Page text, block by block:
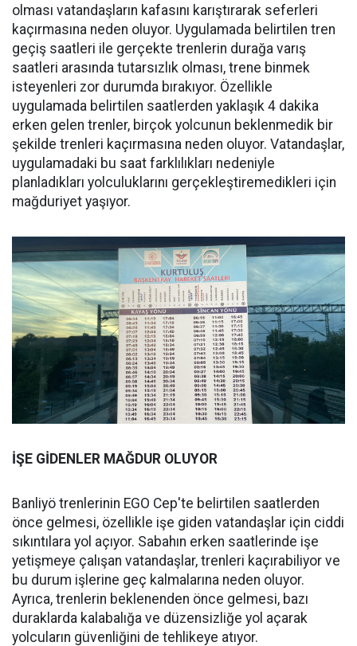
olması vatandaşların kafasını karıştırarak seferleri
kaçırmasına neden oluyor. Uygulamada belirtilen tren
geçiş saatleri ile gerçekte trenlerin durağa varış
saatleri arasında tutarsızlık olması, trene binmek
isteyenleri zor durumda bırakıyor. Özellikle
uygulamada belirtilen saatlerden yaklaşık 4 dakika
erken gelen trenler, birçok yolcunun beklenmedik bir
şekilde trenleri kaçırmasına neden oluyor. Vatandaşlar,
uygulamadaki bu saat farklılıkları nedeniyle
planladıkları yolculuklarını gerçekleştiremedikleri için
mağduriyet yaşıyor.
İŞE GİDENLER MAĞDUR OLUYOR
Banliyö trenlerinin EGO Cep'te belirtilen saatlerden
önce gelmesi, özellikle işe giden vatandaşlar için ciddi
sıkıntılara yol açıyor. Sabahın erken saatlerinde işe
yetişmeye çalışan vatandaşlar, trenleri kaçırabiliyor ve
bu durum işlerine geç kalmalarına neden oluyor.
Ayrıca, trenlerin beklenenden önce gelmesi, bazı
duraklarda kalabalığa ve düzensizliğe yol açarak
yolcuların güvenliğini de tehlikeye atıyor.